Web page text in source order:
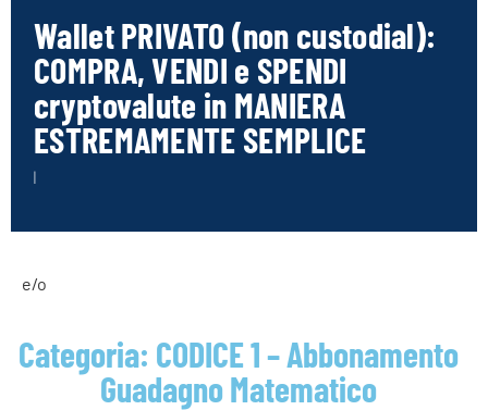
Wallet PRIVATO (non custodial):
COMPRA, VENDI e SPENDI
cryptovalute in MANIERA
ESTREMAMENTE SEMPLICE
e/o
Categoria: CODICE 1 – Abbonamento
Guadagno Matematico